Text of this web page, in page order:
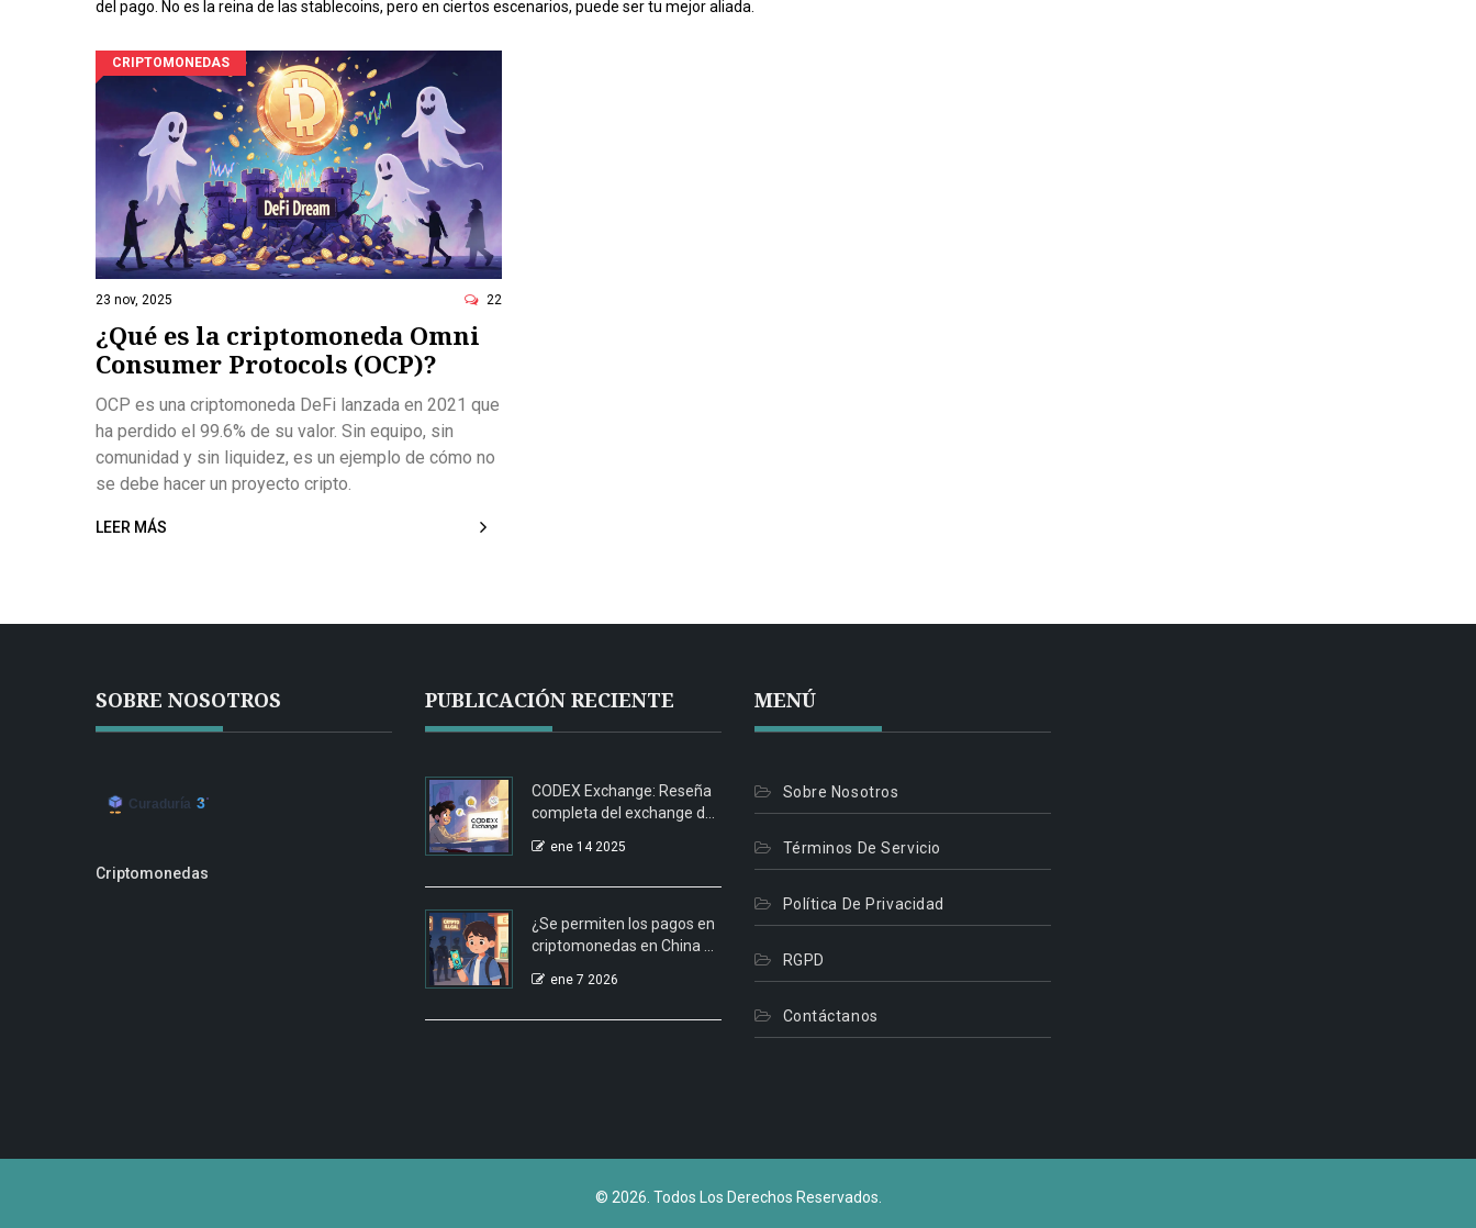
del pago. No es la reina de las stablecoins, pero en ciertos escenarios, puede ser tu mejor aliada.
CRIPTOMONEDAS
23 nov, 2025 22
¿Qué es la criptomoneda Omni
Consumer Protocols (OCP)?
OCP es una criptomoneda DeFi lanzada en 2021 que
ha perdido el 99.6% de su valor. Sin equipo, sin
comunidad y sin liquidez, es un ejemplo de cómo no
se debe hacer un proyecto cripto.
LEER MÁS
SOBRE NOSOTROS
Criptomonedas
PUBLICACIÓN RECIENTE
CODEX Exchange: Reseña
completa del exchange de
ene 14 2025
¿Se permiten los pagos en
criptomonedas en China en
ene 7 2026
MENÚ
Sobre Nosotros
Términos De Servicio
Política De Privacidad
RGPD
Contáctanos
© 2026. Todos Los Derechos Reservados.